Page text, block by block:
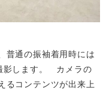
普通の振袖着用時には
影します。 カメラの
るコンテンツが出来上